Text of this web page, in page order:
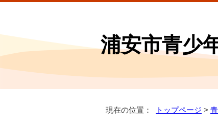
浦安市青少
現在の位置： トップページ >